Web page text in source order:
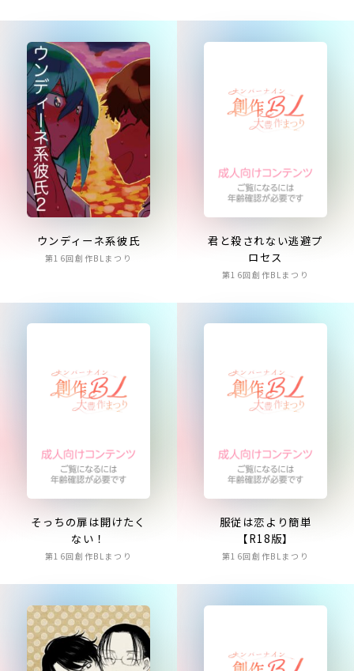
ウンディーネ系彼氏
第16回創作BLまつり
君と殺されない逃避プ
ロセス
第16回創作BLまつり
そっちの扉は開けたく
ない！
第16回創作BLまつり
服従は恋より簡単
【R18版】
第16回創作BLまつり